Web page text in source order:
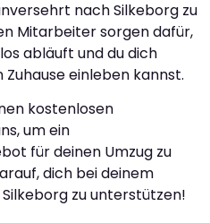
nach Silkeborg zu
Mitarbeiter sorgen dafür,
abläuft und du dich
einleben kannst.
kostenlosen
um ein
für deinen Umzug zu
dich bei deinem
zu unterstützen!